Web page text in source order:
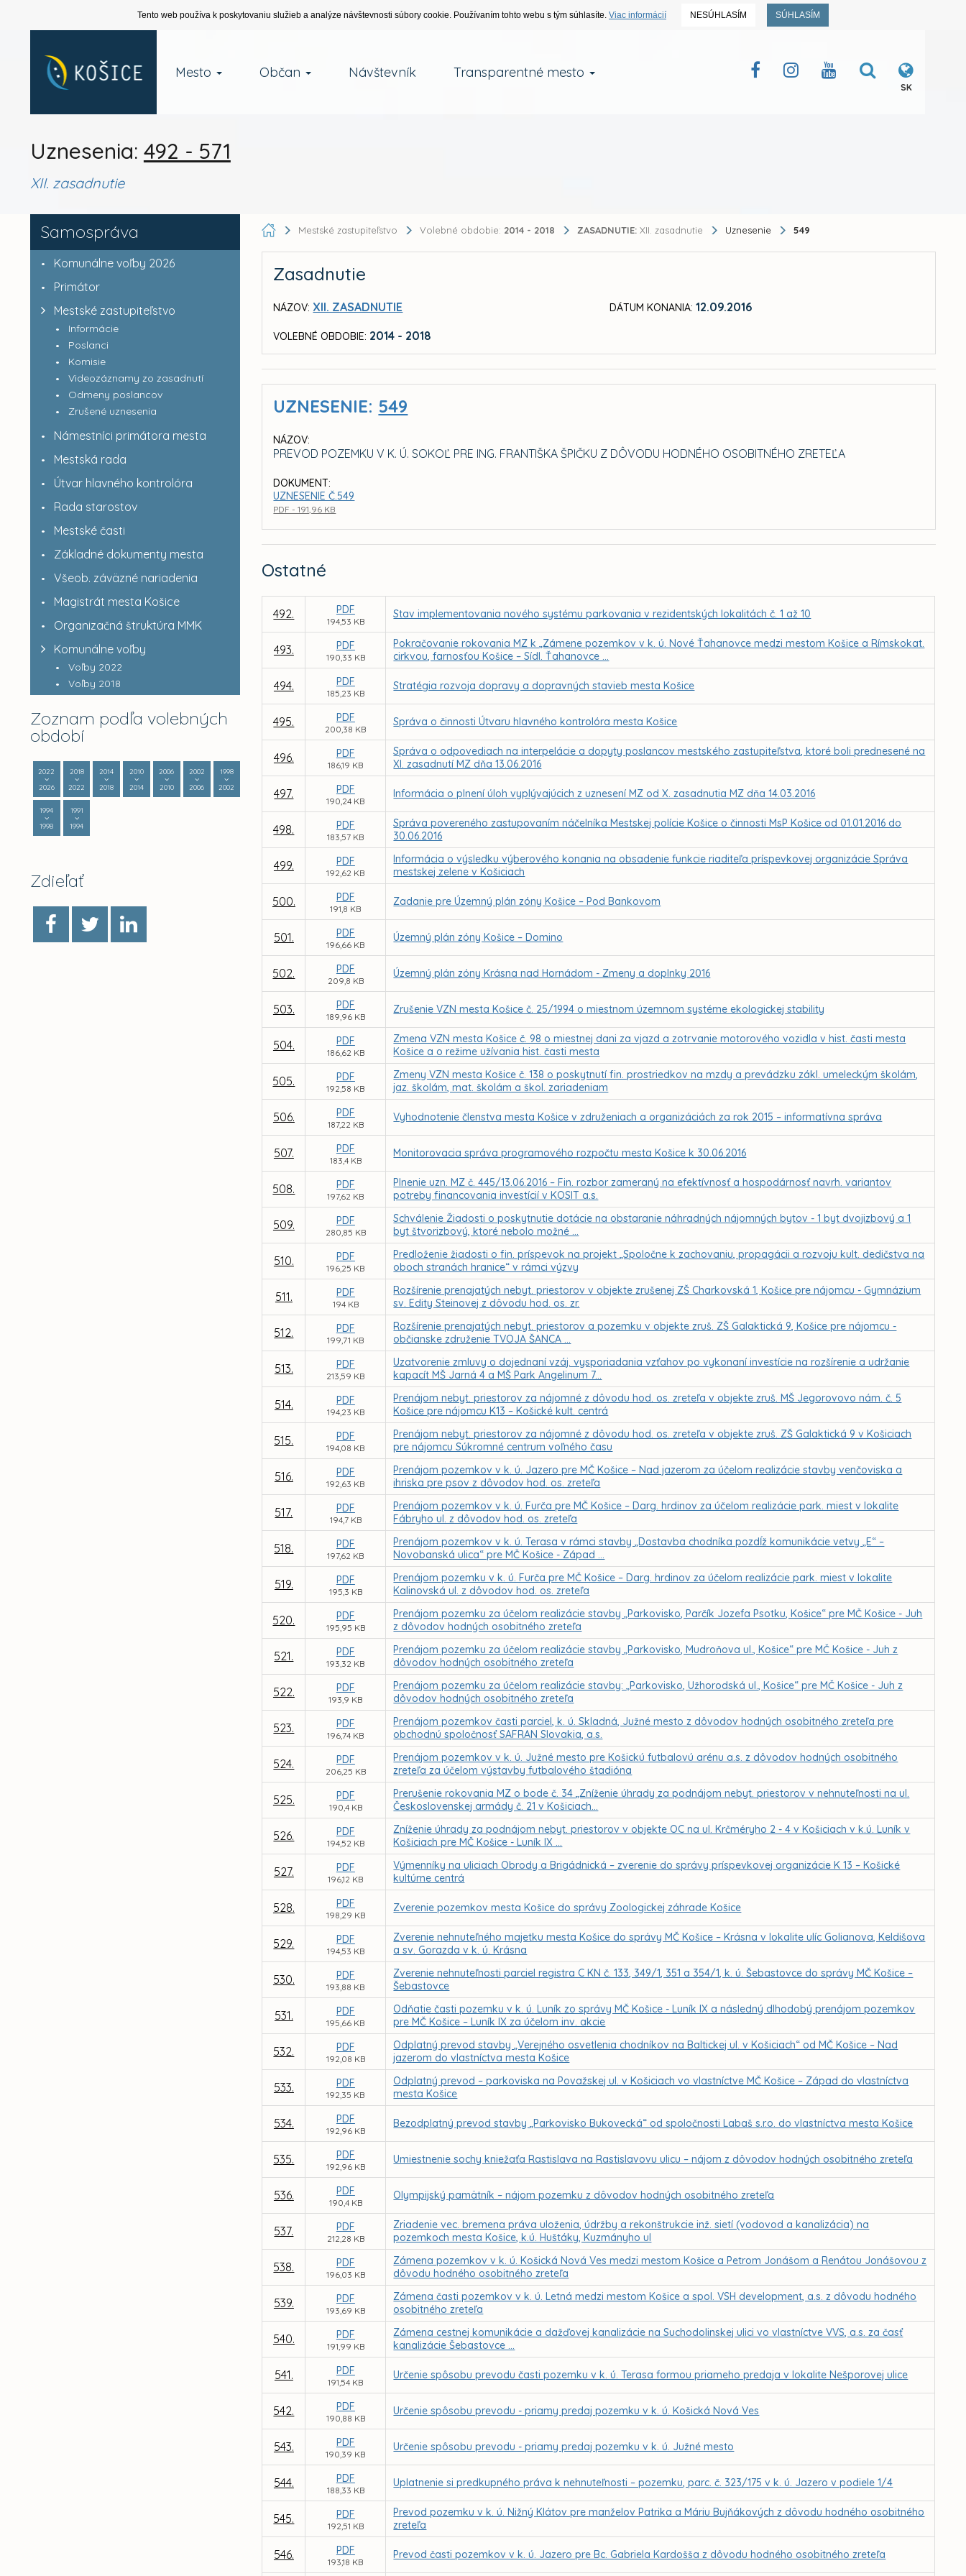
Tento web používa k poskytovaniu služieb a analýze návštevnosti súbory cookie. Používaním tohto webu s tým súhlasíte. Viac informácií NESÚHLASÍM SÚHLASÍM
Mesto Občan Návštevník Transparentné mesto
SK
Uznesenia: 492 - 571
XII. zasadnutie
Samospráva
Komunálne voľby 2026
Primátor
Mestské zastupiteľstvo
Informácie
Poslanci
Komisie
Videozáznamy zo zasadnutí
Odmeny poslancov
Zrušené uznesenia
Námestníci primátora mesta
Mestská rada
Útvar hlavného kontrolóra
Rada starostov
Mestské časti
Základné dokumenty mesta
Všeob. záväzné nariadenia
Magistrát mesta Košice
Organizačná štruktúra MMK
Komunálne voľby
Voľby 2022
Voľby 2018
Zoznam podľa volebných
období
2022
2026
2018
2022
2014
2018
2010
2014
2006
2010
2002
2006
1998
2002
1994
1998
1991
1994
Zdieľať
Mestské zastupiteľstvo Volebné obdobie: 2014 - 2018 ZASADNUTIE: XII. zasadnutie Uznesenie 549
Zasadnutie
NÁZOV: XII. ZASADNUTIE
VOLEBNÉ OBDOBIE: 2014 - 2018
DÁTUM KONANIA: 12.09.2016
UZNESENIE: 549
NÁZOV:
PREVOD POZEMKU V K. Ú. SOKOĽ PRE ING. FRANTIŠKA ŠPIČKU Z DÔVODU HODNÉHO OSOBITNÉHO ZRETEĽA
DOKUMENT:
UZNESENIE Č.549
PDF - 191,96 KB
Ostatné
492. PDF
194,53 KB
Stav implementovania nového systému parkovania v rezidentských lokalitách č. 1 až 10
493. PDF
190,33 KB
Pokračovanie rokovania MZ k „Zámene pozemkov v k. ú. Nové Ťahanovce medzi mestom Košice a Rímskokat.
cirkvou, farnosťou Košice – Sídl. Ťahanovce ...
494. PDF
185,23 KB
Stratégia rozvoja dopravy a dopravných stavieb mesta Košice
495. PDF
200,38 KB
Správa o činnosti Útvaru hlavného kontrolóra mesta Košice
496. PDF
186,19 KB
Správa o odpovediach na interpelácie a dopyty poslancov mestského zastupiteľstva, ktoré boli prednesené na
XI. zasadnutí MZ dňa 13.06.2016
497. PDF
190,24 KB
Informácia o plnení úloh vyplývajúcich z uznesení MZ od X. zasadnutia MZ dňa 14.03.2016
498. PDF
183,57 KB
Správa povereného zastupovaním náčelníka Mestskej polície Košice o činnosti MsP Košice od 01.01.2016 do
30.06.2016
499. PDF
192,62 KB
Informácia o výsledku výberového konania na obsadenie funkcie riaditeľa príspevkovej organizácie Správa
mestskej zelene v Košiciach
500. PDF
191,8 KB
Zadanie pre Územný plán zóny Košice – Pod Bankovom
501. PDF
196,66 KB
Územný plán zóny Košice – Domino
502. PDF
209,8 KB
Územný plán zóny Krásna nad Hornádom - Zmeny a doplnky 2016
503. PDF
189,96 KB
Zrušenie VZN mesta Košice č. 25/1994 o miestnom územnom systéme ekologickej stability
504. PDF
186,62 KB
Zmena VZN mesta Košice č. 98 o miestnej dani za vjazd a zotrvanie motorového vozidla v hist. časti mesta
Košice a o režime užívania hist. časti mesta
505. PDF
192,58 KB
Zmeny VZN mesta Košice č. 138 o poskytnutí fin. prostriedkov na mzdy a prevádzku zákl. umeleckým školám,
jaz. školám, mat. školám a škol. zariadeniam
506. PDF
187,22 KB
Vyhodnotenie členstva mesta Košice v združeniach a organizáciách za rok 2015 – informatívna správa
507. PDF
183,4 KB
Monitorovacia správa programového rozpočtu mesta Košice k 30.06.2016
508. PDF
197,62 KB
Plnenie uzn. MZ č. 445/13.06.2016 – Fin. rozbor zameraný na efektívnosť a hospodárnosť navrh. variantov
potreby financovania investícií v KOSIT a.s.
509. PDF
280,85 KB
Schválenie Žiadosti o poskytnutie dotácie na obstaranie náhradných nájomných bytov - 1 byt dvojizbový a 1
byt štvorizbový, ktoré nebolo možné ...
510. PDF
196,25 KB
Predloženie žiadosti o fin. príspevok na projekt „Spoločne k zachovaniu, propagácii a rozvoju kult. dedičstva na
oboch stranách hranice“ v rámci výzvy
511. PDF
194 KB
Rozšírenie prenajatých nebyt. priestorov v objekte zrušenej ZŠ Charkovská 1, Košice pre nájomcu - Gymnázium
sv. Edity Steinovej z dôvodu hod. os. zr.
512. PDF
199,71 KB
Rozšírenie prenajatých nebyt. priestorov a pozemku v objekte zruš. ZŠ Galaktická 9, Košice pre nájomcu -
občianske združenie TVOJA ŠANCA ...
513. PDF
213,59 KB
Uzatvorenie zmluvy o dojednaní vzáj. vysporiadania vzťahov po vykonaní investície na rozšírenie a udržanie
kapacít MŠ Jarná 4 a MŠ Park Angelinum 7...
514. PDF
194,23 KB
Prenájom nebyt. priestorov za nájomné z dôvodu hod. os. zreteľa v objekte zruš. MŠ Jegorovovo nám. č. 5
Košice pre nájomcu K13 – Košické kult. centrá
515. PDF
194,08 KB
Prenájom nebyt. priestorov za nájomné z dôvodu hod. os. zreteľa v objekte zruš. ZŠ Galaktická 9 v Košiciach
pre nájomcu Súkromné centrum voľného času
516. PDF
192,63 KB
Prenájom pozemkov v k. ú. Jazero pre MČ Košice – Nad jazerom za účelom realizácie stavby venčoviska a
ihriska pre psov z dôvodov hod. os. zreteľa
517. PDF
194,7 KB
Prenájom pozemkov v k. ú. Furča pre MČ Košice – Darg. hrdinov za účelom realizácie park. miest v lokalite
Fábryho ul. z dôvodov hod. os. zreteľa
518. PDF
197,62 KB
Prenájom pozemkov v k. ú. Terasa v rámci stavby „Dostavba chodníka pozdĺž komunikácie vetvy „E“ –
Novobanská ulica“ pre MČ Košice - Západ ...
519. PDF
195,3 KB
Prenájom pozemku v k. ú. Furča pre MČ Košice – Darg. hrdinov za účelom realizácie park. miest v lokalite
Kalinovská ul. z dôvodov hod. os. zreteľa
520. PDF
195,95 KB
Prenájom pozemku za účelom realizácie stavby „Parkovisko, Parčík Jozefa Psotku, Košice“ pre MČ Košice - Juh
z dôvodov hodných osobitného zreteľa
521. PDF
193,32 KB
Prenájom pozemku za účelom realizácie stavby „Parkovisko, Mudroňova ul., Košice“ pre MČ Košice - Juh z
dôvodov hodných osobitného zreteľa
522. PDF
193,9 KB
Prenájom pozemku za účelom realizácie stavby: „Parkovisko, Užhorodská ul., Košice“ pre MČ Košice - Juh z
dôvodov hodných osobitného zreteľa
523. PDF
196,74 KB
Prenájom pozemkov časti parciel, k. ú. Skladná, Južné mesto z dôvodov hodných osobitného zreteľa pre
obchodnú spoločnosť SAFRAN Slovakia, a.s.
524. PDF
206,25 KB
Prenájom pozemkov v k. ú. Južné mesto pre Košickú futbalovú arénu a.s. z dôvodov hodných osobitného
zreteľa za účelom výstavby futbalového štadióna
525. PDF
190,4 KB
Prerušenie rokovania MZ o bode č. 34 „Zníženie úhrady za podnájom nebyt. priestorov v nehnuteľnosti na ul.
Československej armády č. 21 v Košiciach...
526. PDF
194,52 KB
Zníženie úhrady za podnájom nebyt. priestorov v objekte OC na ul. Krčméryho 2 - 4 v Košiciach v k.ú. Luník v
Košiciach pre MČ Košice - Luník IX ...
527. PDF
196,12 KB
Výmenníky na uliciach Obrody a Brigádnická – zverenie do správy príspevkovej organizácie K 13 – Košické
kultúrne centrá
528. PDF
198,29 KB
Zverenie pozemkov mesta Košice do správy Zoologickej záhrade Košice
529. PDF
194,53 KB
Zverenie nehnuteľného majetku mesta Košice do správy MČ Košice – Krásna v lokalite ulíc Golianova, Keldišova
a sv. Gorazda v k. ú. Krásna
530. PDF
193,88 KB
Zverenie nehnuteľnosti parciel registra C KN č. 133, 349/1, 351 a 354/1, k. ú. Šebastovce do správy MČ Košice –
Šebastovce
531. PDF
195,66 KB
Odňatie časti pozemku v k. ú. Luník zo správy MČ Košice - Luník IX a následný dlhodobý prenájom pozemkov
pre MČ Košice – Luník IX za účelom inv. akcie
532. PDF
192,08 KB
Odplatný prevod stavby „Verejného osvetlenia chodníkov na Baltickej ul. v Košiciach“ od MČ Košice – Nad
jazerom do vlastníctva mesta Košice
533. PDF
192,35 KB
Odplatný prevod – parkoviska na Považskej ul. v Košiciach vo vlastníctve MČ Košice – Západ do vlastníctva
mesta Košice
534. PDF
192,96 KB
Bezodplatný prevod stavby „Parkovisko Bukovecká“ od spoločnosti Labaš s.r.o. do vlastníctva mesta Košice
535. PDF
192,96 KB
Umiestnenie sochy kniežaťa Rastislava na Rastislavovu ulicu – nájom z dôvodov hodných osobitného zreteľa
536. PDF
190,4 KB
Olympijský pamätník – nájom pozemku z dôvodov hodných osobitného zreteľa
537. PDF
212,28 KB
Zriadenie vec. bremena práva uloženia, údržby a rekonštrukcie inž. sietí (vodovod a kanalizácia) na
pozemkoch mesta Košice, k.ú. Huštáky, Kuzmányho ul
538. PDF
196,03 KB
Zámena pozemkov v k. ú. Košická Nová Ves medzi mestom Košice a Petrom Jonášom a Renátou Jonášovou z
dôvodu hodného osobitného zreteľa
539. PDF
193,69 KB
Zámena časti pozemkov v k. ú. Letná medzi mestom Košice a spol. VSH development, a.s. z dôvodu hodného
osobitného zreteľa
540. PDF
191,99 KB
Zámena cestnej komunikácie a dažďovej kanalizácie na Suchodolinskej ulici vo vlastníctve VVS, a.s. za časť
kanalizácie Šebastovce ...
541. PDF
191,54 KB
Určenie spôsobu prevodu časti pozemku v k. ú. Terasa formou priameho predaja v lokalite Nešporovej ulice
542. PDF
190,88 KB
Určenie spôsobu prevodu - priamy predaj pozemku v k. ú. Košická Nová Ves
543. PDF
190,39 KB
Určenie spôsobu prevodu - priamy predaj pozemku v k. ú. Južné mesto
544. PDF
188,33 KB
Uplatnenie si predkupného práva k nehnuteľnosti – pozemku, parc. č. 323/175 v k. ú. Jazero v podiele 1/4
545. PDF
192,51 KB
Prevod pozemku v k. ú. Nižný Klátov pre manželov Patrika a Máriu Bujňákových z dôvodu hodného osobitného
zreteľa
546. PDF
193,18 KB
Prevod časti pozemkov v k. ú. Jazero pre Bc. Gabriela Kardošša z dôvodu hodného osobitného zreteľa